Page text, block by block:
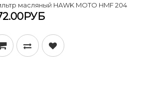
масляный HAWK MOTO HMF 204